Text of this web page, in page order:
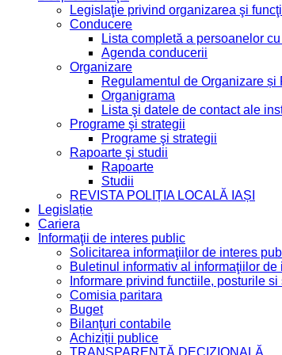
Legislaţie privind organizarea şi
Conducere
Lista completă a persoanelor
Agenda conducerii
Organizare
Regulamentul de Organizare și
Organigrama
Lista şi datele de contact ale
Programe şi strategii
Programe şi strategii
Rapoarte şi studii
Rapoarte
Studii
REVISTA POLIȚIA LOCALĂ IAȘI
Legislație
Cariera
Informaţii de interes public
Solicitarea informaţiilor de interes
Buletinul informativ al informaţiilor de
Informare privind functiile, posturile
Comisia paritara
Buget
Bilanţuri contabile
Achiziții publice
TRANSPARENȚĂ DECIZIONALĂ